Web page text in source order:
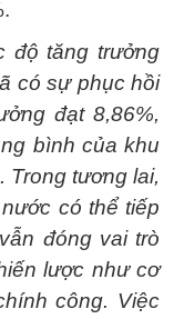
độ tăng trưởng
có sự phục hồi
đạt 8,86%,
bình của khu
Trong tương lai,
có thể tiếp
đóng vai trò
lược như cơ
công. Việc